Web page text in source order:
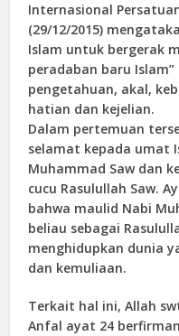
Internasional
(29/12/2015)
Islam untuk bergerak
peradaban baru
pengetahuan, akal,
hatian dan kejelian.
Dalam pertemuan
selamat kepada umat
Muhammad Saw dan
cucu Rasulullah Saw.
bahwa maulid Nabi
beliau sebagai
menghidupkan dunia
dan kemuliaan.
Terkait hal ini, Allah
Anfal ayat 24